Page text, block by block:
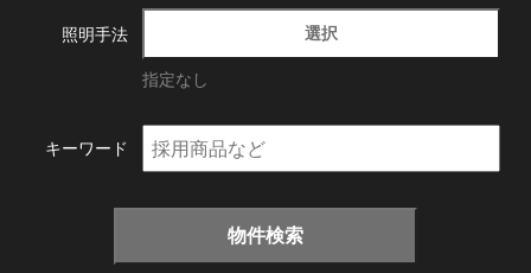
照明手法 選択
指定なし
キーワード
物件検索